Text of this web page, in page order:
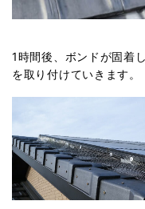
1時間後、ボンドが固着
を取り付けていきます。